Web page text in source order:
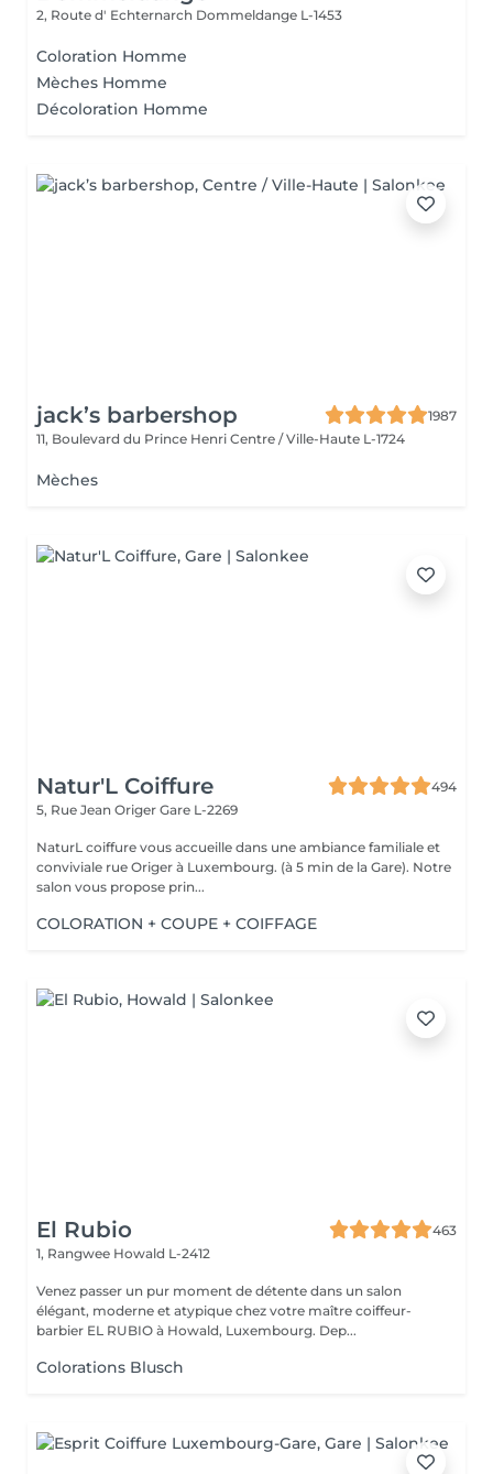
2, Route d' Echternarch Dommeldange L-1453
Coloration Homme
Mèches Homme
Décoloration Homme
jack’s barbershop
1987
11, Boulevard du Prince Henri Centre / Ville-Haute L-1724
Mèches
Natur'L Coiffure
494
5, Rue Jean Origer Gare L-2269
NaturL coiffure vous accueille dans une ambiance familiale et
conviviale rue Origer à Luxembourg. (à 5 min de la Gare). Notre
salon vous propose prin...
COLORATION + COUPE + COIFFAGE
El Rubio
463
1, Rangwee Howald L-2412
Venez passer un pur moment de détente dans un salon
élégant, moderne et atypique chez votre maître coiffeur-
barbier EL RUBIO à Howald, Luxembourg. Dep...
Colorations Blusch